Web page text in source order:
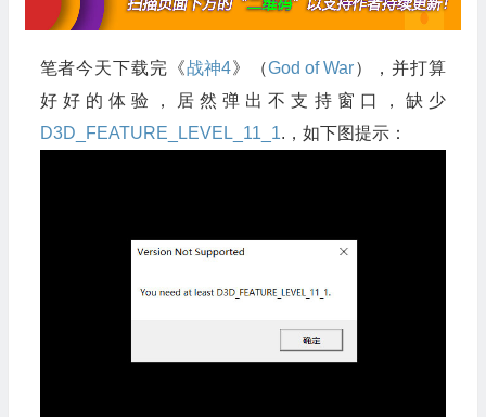
笔者今天下载完《战神4》（God of War），并打算
好好的体验，居然弹出不支持窗口，缺少
D3D_FEATURE_LEVEL_11_1.，如下图提示：